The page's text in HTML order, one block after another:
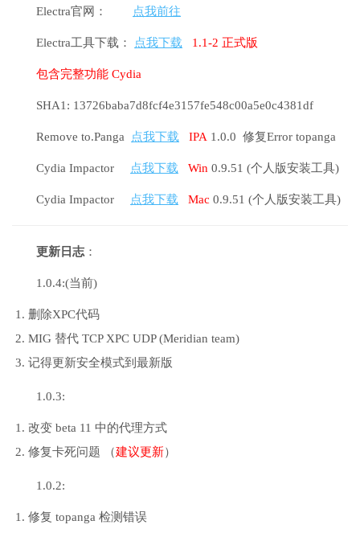
Electra官网： 点我前往
Electra工具下载： 点我下载 1.1-2 正式版
包含完整功能 Cydia
SHA1: 13726baba7d8fcf4e3157fe548c00a5e0c4381df
Remove to.Panga 点我下载 IPA 1.0.0 修复Error topanga
Cydia Impactor 点我下载 Win 0.9.51 (个人版安装工具)
Cydia Impactor 点我下载 Mac 0.9.51 (个人版安装工具)
更新日志 ：
1.0.4:(当前)
删除XPC代码
MIG 替代 TCP XPC UDP (Meridian team)
记得更新安全模式到最新版
1.0.3:
改变 beta 11 中的代理方式
修复卡死问题 （建议更新）
1.0.2:
修复 topanga 检测错误